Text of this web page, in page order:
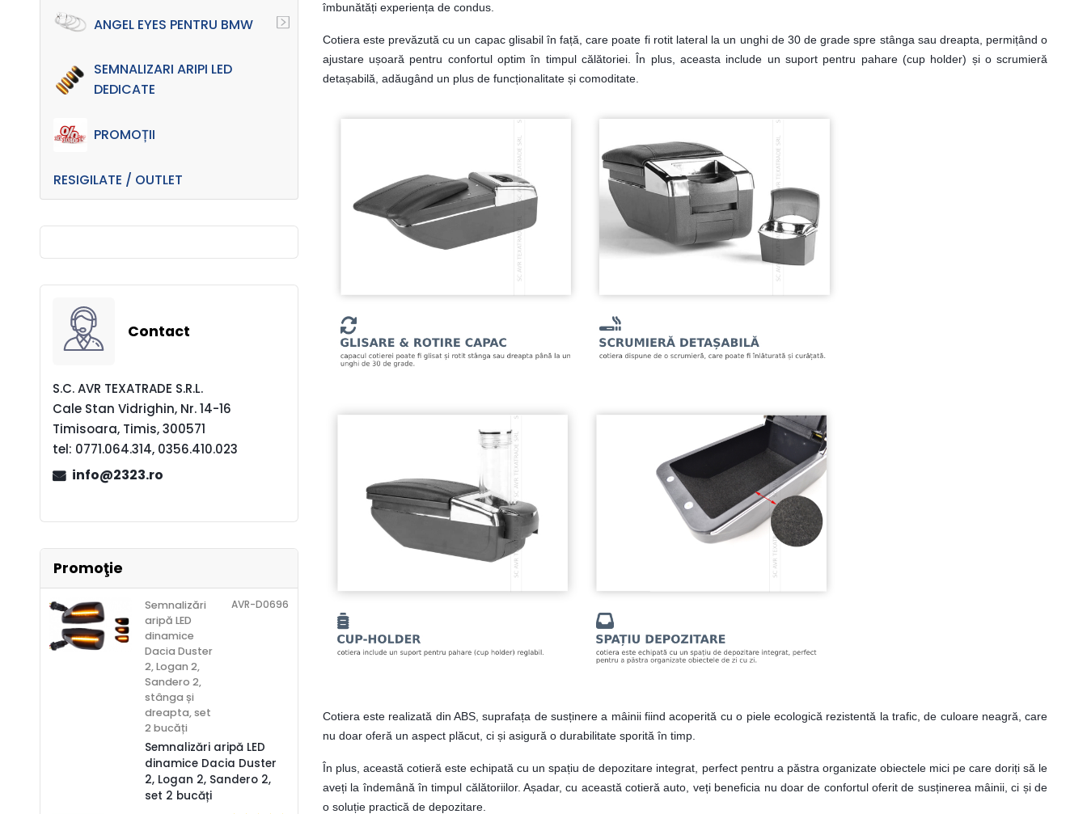
ANGEL EYES PENTRU BMW
SEMNALIZARI ARIPI LED
DEDICATE
PROMOȚII
RESIGILATE / OUTLET
Contact
S.C. AVR TEXATRADE S.R.L.
Cale Stan Vidrighin, Nr. 14-16
Timisoara, Timis, 300571
tel: 0771.064.314, 0356.410.023
info@2323.ro
Promoţie
Semnalizări aripă LED
dinamice Dacia Duster
2, Logan 2, Sandero 2,
set 2 bucăți
Semnalizări
aripă LED
dinamice
Dacia Duster
2, Logan 2,
Sandero 2,
stânga și
dreapta, set
2 bucăți
AVR-D0696
îmbunătăți experiența de condus.
Cotiera este prevăzută cu un capac glisabil în față, care poate fi rotit lateral la un unghi de 30 de grade spre stânga sau dreapta, permițând o
ajustare ușoară pentru confortul optim în timpul călătoriei. În plus, aceasta include un suport pentru pahare (cup holder) și o scrumieră
detașabilă, adăugând un plus de funcționalitate și comoditate.
Cotiera este realizată din ABS, suprafața de susținere a mâinii fiind acoperită cu o piele ecologică rezistentă la trafic, de culoare neagră, care
nu doar oferă un aspect plăcut, ci și asigură o durabilitate sporită în timp.
În plus, această cotieră este echipată cu un spațiu de depozitare integrat, perfect pentru a păstra organizate obiectele mici pe care doriți să le
aveți la îndemână în timpul călătoriilor. Așadar, cu această cotieră auto, veți beneficia nu doar de confortul oferit de susținerea mâinii, ci și de
o soluție practică de depozitare.